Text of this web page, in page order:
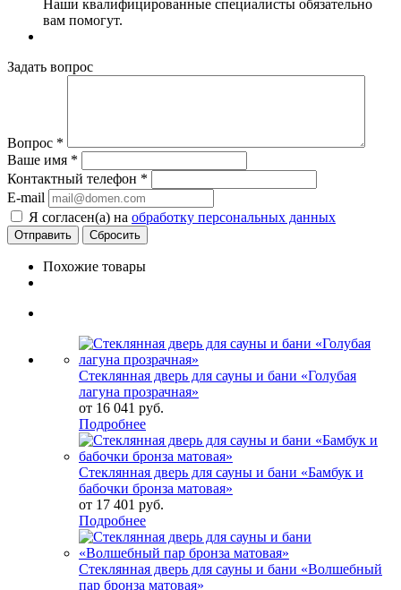
Наши квалифицированные специалисты обязательно
вам помогут.
Задать вопрос
Вопрос *
Ваше имя *
Контактный телефон *
E-mail
Я согласен(а) на обработку персональных данных
Сбросить
Похожие товары
Стеклянная дверь для сауны и бани «Голубая
лагуна прозрачная»
от 16 041 руб.
Подробнее
Стеклянная дверь для сауны и бани «Бамбук и
бабочки бронза матовая»
от 17 401 руб.
Подробнее
Стеклянная дверь для сауны и бани «Волшебный
пар бронза матовая»